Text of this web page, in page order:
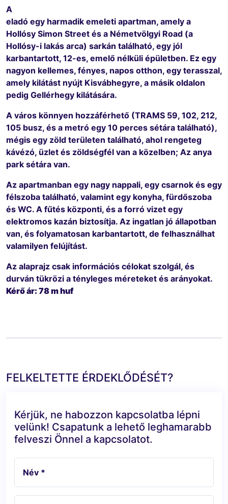
A
eladó egy harmadik emeleti apartman, amely a
Hollósy Simon Street és a Németvölgyi Road (a
Hollósy-i lakás arca) sarkán található, egy jól
karbantartott, 12-es, emelő nélküli épületben. Ez egy
nagyon kellemes, fényes, napos otthon, egy terasszal,
amely kilátást nyújt Kisvábhegyre, a másik oldalon
pedig Gellérhegy kilátására.
A város könnyen hozzáférhető (TRAMS 59, 102, 212,
105 busz, és a metró egy 10 perces sétára található),
mégis egy zöld területen található, ahol rengeteg
kávézó, üzlet és zöldségfél van a közelben; Az anya
park sétára van.
Az apartmanban egy nagy nappali, egy csarnok és egy
félszoba található, valamint egy konyha, fürdőszoba
és WC. A fűtés központi, és a forró vizet egy
elektromos kazán biztosítja. Az ingatlan jó állapotban
van, és folyamatosan karbantartott, de felhasználhat
valamilyen felújítást.
Az alaprajz csak információs célokat szolgál, és
durván tükrözi a tényleges méreteket és arányokat.
Kérő ár: 78 m huf
FELKELTETTE ÉRDEKLŐDÉSÉT?
Kérjük, ne habozzon kapcsolatba lépni
velünk! Csapatunk a lehető leghamarabb
felveszi Önnel a kapcsolatot.
Név *